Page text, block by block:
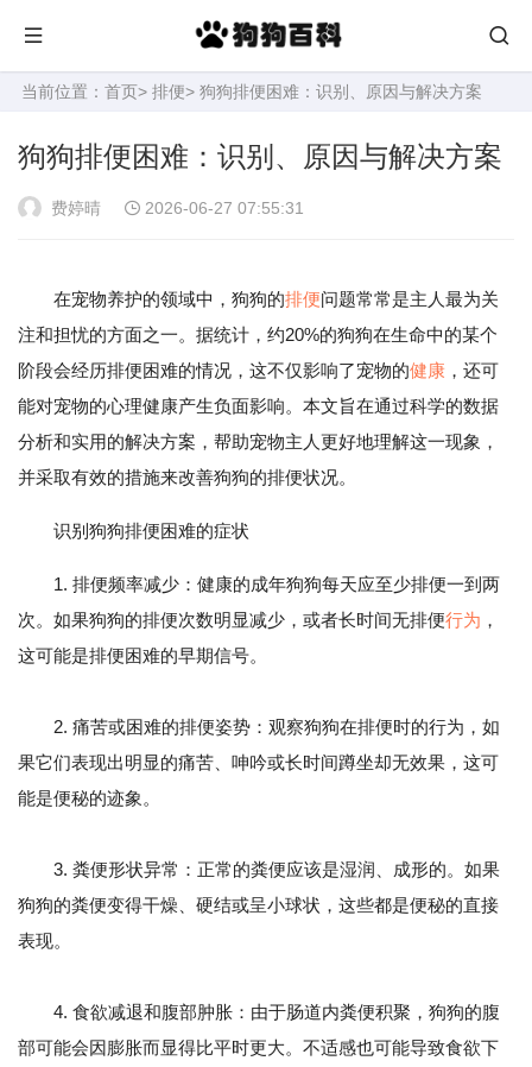
当前位置： 首页> 排便> 狗狗排便困难：识别、原因与解决方案
狗狗排便困难：识别、原因与解决方案
费婷晴 2026-06-27 07:55:31
在宠物养护的领域中，狗狗的排便问题常常是主人最为关
注和担忧的方面之一。据统计，约20%的狗狗在生命中的某个
阶段会经历排便困难的情况，这不仅影响了宠物的健康 ，还可
能对宠物的心理健康产生负面影响。本文旨在通过科学的数据
分析和实用的解决方案，帮助宠物主人更好地理解这一现象，
并采取有效的措施来改善狗狗的排便状况。
识别狗狗排便困难的症状
1. 排便频率减少：健康的成年狗狗每天应至少排便一到两
次。如果狗狗的排便次数明显减少，或者长时间无排便行为 ，
这可能是排便困难的早期信号。
2. 痛苦或困难的排便姿势：观察狗狗在排便时的行为，如
果它们表现出明显的痛苦、呻吟或长时间蹲坐却无效果，这可
能是便秘的迹象。
3. 粪便形状异常：正常的粪便应该是湿润、成形的。如果
狗狗的粪便变得干燥、硬结或呈小球状，这些都是便秘的直接
表现。
4. 食欲减退和腹部肿胀：由于肠道内粪便积聚，狗狗的腹
部可能会因膨胀而显得比平时更大。不适感也可能导致食欲下